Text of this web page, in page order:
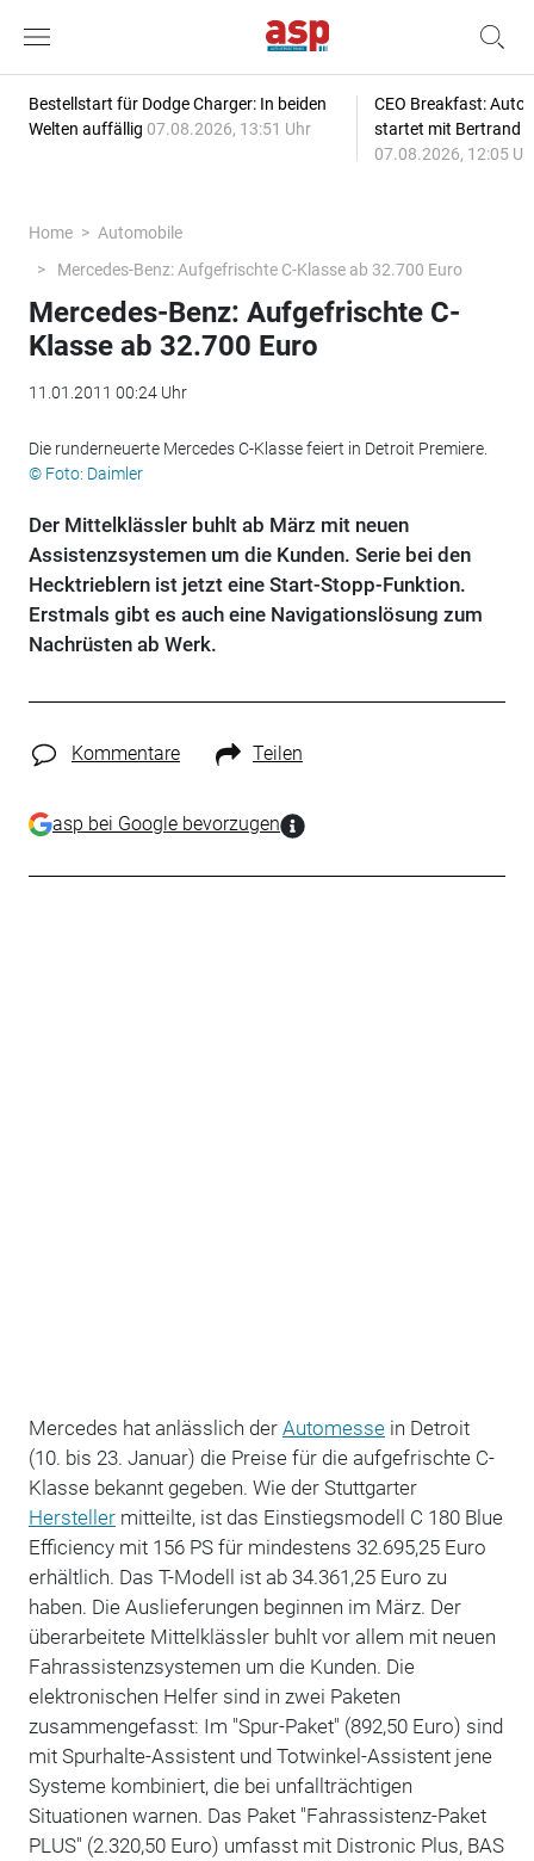
Bestellstart für Dodge Charger: In beiden
Welten auffällig 07.08.2026, 13:51 Uhr
CEO Breakfast:
startet mit Bertrand
07.08.2026, 12:05
Home
Automobile
Mercedes-Benz: Aufgefrischte C-Klasse ab 32.700 Euro
Mercedes-Benz: Aufgefrischte C-
Klasse ab 32.700 Euro
11.01.2011 00:24 Uhr
Die runderneuerte Mercedes C-Klasse feiert in Detroit Premiere.
© Foto: Daimler
Der Mittelklässler buhlt ab März mit neuen
Assistenzsystemen um die Kunden. Serie bei den
Hecktrieblern ist jetzt eine Start-Stopp-Funktion.
Erstmals gibt es auch eine Navigationslösung zum
Nachrüsten ab Werk.
Kommentare Teilen
asp bei Google bevorzugen
Mercedes hat anlässlich der Automessein Detroit
(10. bis 23. Januar) die Preise für die aufgefrischte C-
Klasse bekannt gegeben. Wie der Stuttgarter
Herstellermitteilte, ist das Einstiegsmodell C 180 Blue
Efficiency mit 156 PS für mindestens 32.695,25 Euro
erhältlich. Das T-Modell ist ab 34.361,25 Euro zu
haben. Die Auslieferungen beginnen im März. Der
überarbeitete Mittelklässler buhlt vor allem mit neuen
Fahrassistenzsystemen um die Kunden. Die
elektronischen Helfer sind in zwei Paketen
zusammengefasst: Im "Spur-Paket" (892,50 Euro) sind
mit Spurhalte-Assistent und Totwinkel-Assistent jene
Systeme kombiniert, die bei unfallträchtigen
Situationen warnen. Das Paket "Fahrassistenz-Paket
PLUS" (2.320,50 Euro) umfasst mit Distronic Plus, BAS